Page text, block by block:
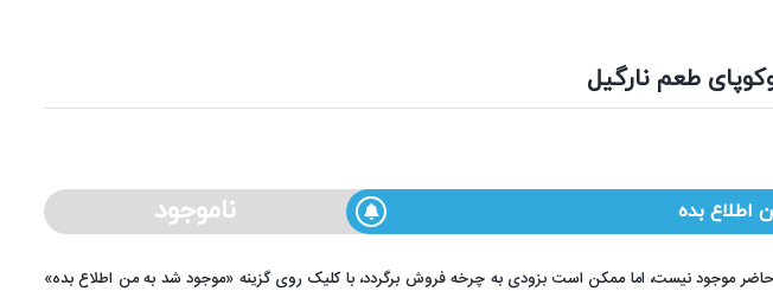
طعم نارگیل
اطلاع بده ناموجود
حاضر موجود نیست، اما ممکن است بزودی به چرخه فروش برگردد، با کلیک روی گزینه «موجود شد به من اطلاع بده»